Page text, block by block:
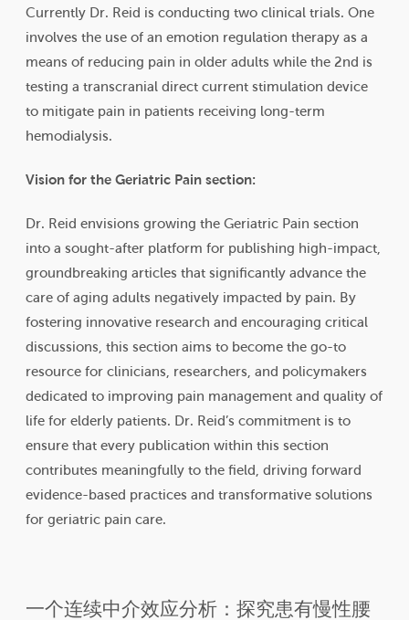
Currently Dr. Reid is conducting two clinical trials. One
involves the use of an emotion regulation therapy as a
means of reducing pain in older adults while the 2nd is
testing a transcranial direct current stimulation device
to mitigate pain in patients receiving long-term
hemodialysis.
Vision for the Geriatric Pain section:
Dr. Reid envisions growing the Geriatric Pain section
into a sought-after platform for publishing high-impact,
groundbreaking articles that significantly advance the
care of aging adults negatively impacted by pain. By
fostering innovative research and encouraging critical
discussions, this section aims to become the go-to
resource for clinicians, researchers, and policymakers
dedicated to improving pain management and quality of
life for elderly patients. Dr. Reid’s commitment is to
ensure that every publication within this section
contributes meaningfully to the field, driving forward
evidence-based practices and transformative solutions
for geriatric pain care.
一个连续中介效应分析：探究患有慢性腰